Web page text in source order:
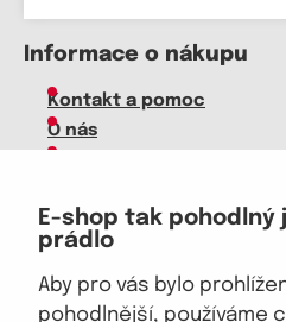
E-shop tak pohodlný
prádlo
Aby pro vás bylo
pohodlnější, používáme
Informace o nákupu
Kontakt a pomoc
O nás
Velkoobchod
Vrácení zboží, reklamace
Obchodní podmínky
Průvodce spokojené ženy